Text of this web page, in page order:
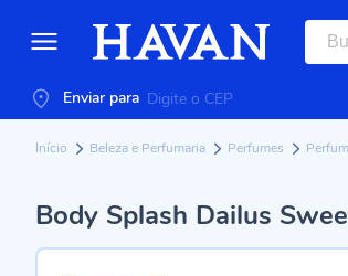
Enviar para
Início Beleza e Perfumaria Perfumes
Body Splash Dailus